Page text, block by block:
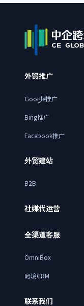
外贸推广
Google推广
Bing推广
Facebook推广
外贸建站
B2B
社媒代运营
全渠道客服
OmniBox
跨境CRM
联系我们